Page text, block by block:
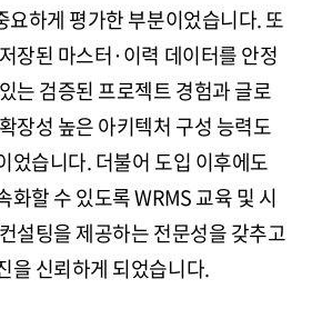
요하게 평가한 부분이었습니다. 또
장된 마스터·이력 데이터를 안정
는 검증된 프로젝트 경험과 글로
장성 높은 아키텍처 구성 능력도
었습니다. 더불어 도입 이후에도
화할 수 있도록 WRMS 교육 및 시
설팅을 제공하는 전문성을 갖추고
을 신뢰하게 되었습니다.